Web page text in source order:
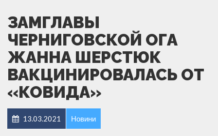
ЗАМГЛАВЫ
ЧЕРНИГОВСКОЙ ОГА
ЖАННА ШЕРСТЮК
ВАКЦИНИРОВАЛАСЬ ОТ
«КОВИДА»
13.03.2021 Новини